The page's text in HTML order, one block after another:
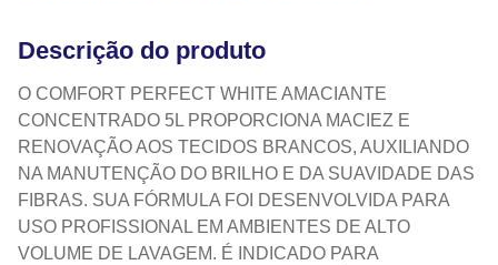
Descrição do produto
O COMFORT PERFECT WHITE AMACIANTE
CONCENTRADO 5L PROPORCIONA MACIEZ E
RENOVAÇÃO AOS TECIDOS BRANCOS, AUXILIANDO
NA MANUTENÇÃO DO BRILHO E DA SUAVIDADE DAS
FIBRAS. SUA FÓRMULA FOI DESENVOLVIDA PARA
USO PROFISSIONAL EM AMBIENTES DE ALTO
VOLUME DE LAVAGEM. É INDICADO PARA